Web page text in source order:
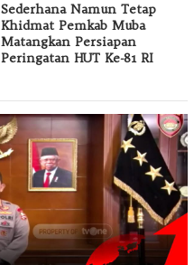
Sederhana Namun Tetap
Khidmat Pemkab Muba
Matangkan Persiapan
Peringatan HUT Ke-81 RI